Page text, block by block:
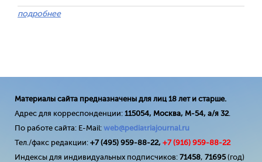
подробнее
Материалы сайта предназначены для лиц 18 лет и старше.
Адрес для корреспонденции: 115054, Москва, М-54, а/я 32.
По работе сайта: E-Mail: web@pediatriajournal.ru
Тел./факс редакции: +7 (495) 959-88-22, +7 (916) 959-88-22
Индексы для индивидуальных подписчиков: 71458, 71695(год)